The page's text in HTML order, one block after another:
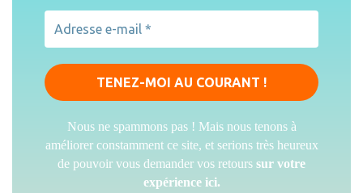
Nous ne spammons pas ! Mais nous tenons à
améliorer constamment ce site, et serions très heureux
de pouvoir vous demander vos retours sur votre
expérience ici.